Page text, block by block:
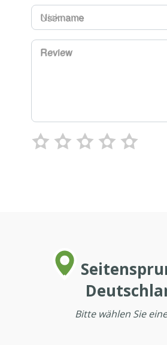
Username
Review
Bitte wählen Sie